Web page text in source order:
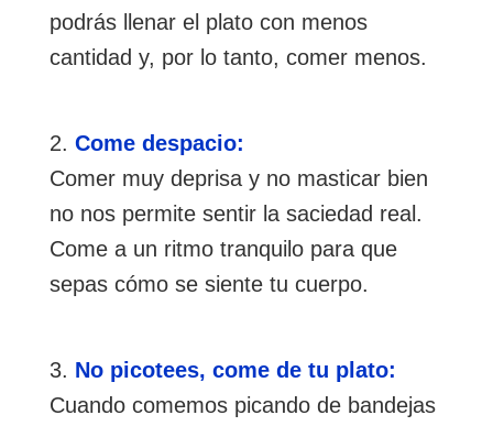
podrás llenar el plato con menos
cantidad y, por lo tanto, comer menos.
Come despacio:
Comer muy deprisa y no masticar bien
no nos permite sentir la saciedad real.
Come a un ritmo tranquilo para que
sepas cómo se siente tu cuerpo.
No picotees, come de tu plato:
Cuando comemos picando de bandejas